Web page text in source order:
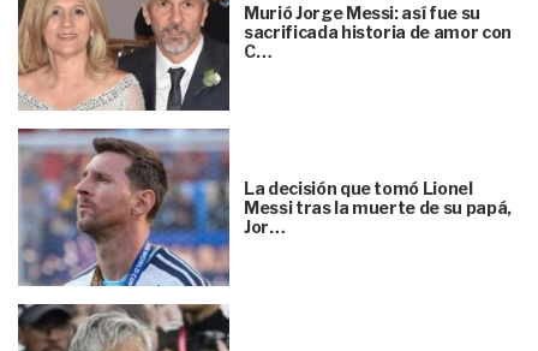
Murió Jorge Messi: así fue su
sacrificada historia de amor con
C…
La decisión que tomó Lionel
Messi tras la muerte de su papá,
Jor…